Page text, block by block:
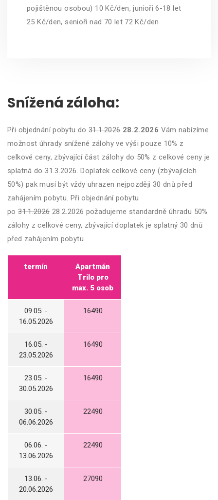
pojištěnou osobou) 10 Kč/den, junioři 6-18 let
25 Kč/den, senioři nad 70 let 72 Kč/den
Snížená záloha:
Při objednání pobytu do 31.1.2026 28.2.2026 Vám nabízíme
možnost úhrady snížené zálohy ve výši pouze 10% z
celkové ceny, zbývající část zálohy do 50% z celkové ceny je
splatná do 31.3.2026. Doplatek celkové ceny (zbývajících
50%) pak musí být vždy uhrazen nejpozději 30 dnů před
zahájením pobytu. Při objednání pobytu
po31.1.202628.2.2026 požadujeme standardně úhradu 50%
zálohy z celkové ceny, zbývající doplatek je splatný 30 dnů
před zahájením pobytu.
termín
Apartmán
Trilo pro
max. 5 osob
09.05. -
16.05.2026
16490
16.05. -
23.05.2026
16490
23.05. -
30.05.2026
16490
30.05. -
06.06.2026
22490
06.06. -
13.06.2026
22490
13.06. -
20.06.2026
27090